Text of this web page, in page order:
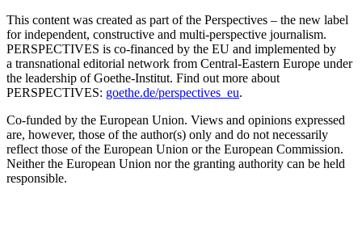
This content was created as part of the Perspectives – the new label
for independent, constructive and multi-perspective journalism.
PERSPECTIVES is co-financed by the EU and implemented by
a transnational editorial network from Central-Eastern Europe under
the leadership of Goethe-Institut. Find out more about
PERSPECTIVES: goethe.de/perspectives_eu.
Co-funded by the European Union. Views and opinions expressed
are, however, those of the author(s) only and do not necessarily
reflect those of the European Union or the European Commission.
Neither the European Union nor the granting authority can be held
responsible.